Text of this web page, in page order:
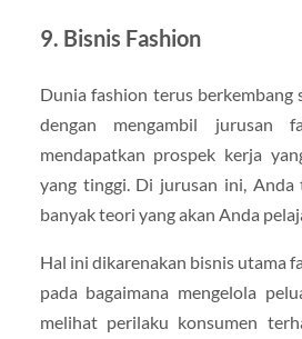
9. Bisnis Fashion
Dunia fashion terus berkembang
dengan mengambil jurusan
mendapatkan prospek kerja
yang tinggi. Di jurusan ini, Anda
banyak teori yang akan Anda
Hal ini dikarenakan bisnis utama
pada bagaimana mengelola
melihat perilaku konsumen